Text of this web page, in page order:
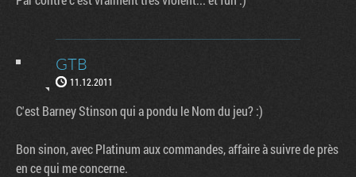
GTB
11.12.2011
C'est Barney Stinson qui a pondu le Nom du jeu? :)
Bon sinon, avec Platinum aux commandes, affaire à suivre de près
en ce qui me concerne.